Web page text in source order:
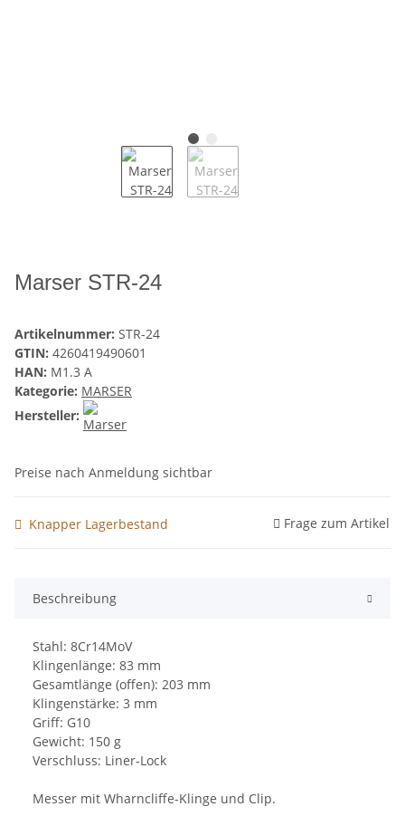
Marser STR-24
Artikelnummer: STR-24
GTIN: 4260419490601
HAN: M1.3 A
Kategorie: MARSER
Hersteller:
Preise nach Anmeldung sichtbar
Knapper Lagerbestand Frage zum Artikel
Beschreibung
Stahl: 8Cr14MoV
Klingenlänge: 83 mm
Gesamtlänge (offen): 203 mm
Klingenstärke: 3 mm
Griff: G10
Gewicht: 150 g
Verschluss: Liner-Lock
Messer mit Wharncliffe-Klinge und Clip.